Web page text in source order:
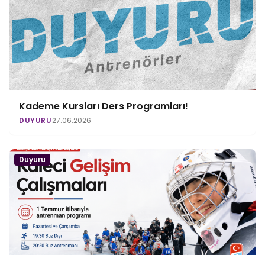
Kademe Kursları Ders Programları!
DUYURU27.06.2026
Duyuru